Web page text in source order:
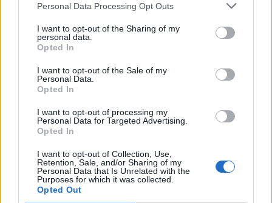
Personal Data Processing Opt Outs
I want to opt-out of the Sharing of my
personal data.
Opted In
I want to opt-out of the Sale of my
Personal Data.
Opted In
I want to opt-out of processing my
Personal Data for Targeted Advertising.
Opted In
I want to opt-out of Collection, Use,
Retention, Sale, and/or Sharing of my
Personal Data that Is Unrelated with the
Purposes for which it was collected.
Opted Out
travnjaka obraslog mahovinom. Za veću površinu
povećajte količinu rastvora, zadržavajući iste proporcije.
Koristite baštensku prskalicu da nanesete debeli sloj
Baštovani tvrde da ova mješavina „ubija mahovinu za 24
sata“. U ovom trenutku mahovina će postati narandžasta ili
smeđa. Nakon toga, trebalo bi da lako uklonite mahovinu
plitko tako da bi grabulja trebalo da može da ukloni sve.
Nakon što ste sakupili mahovinu, čuvajte je u zatvorenim